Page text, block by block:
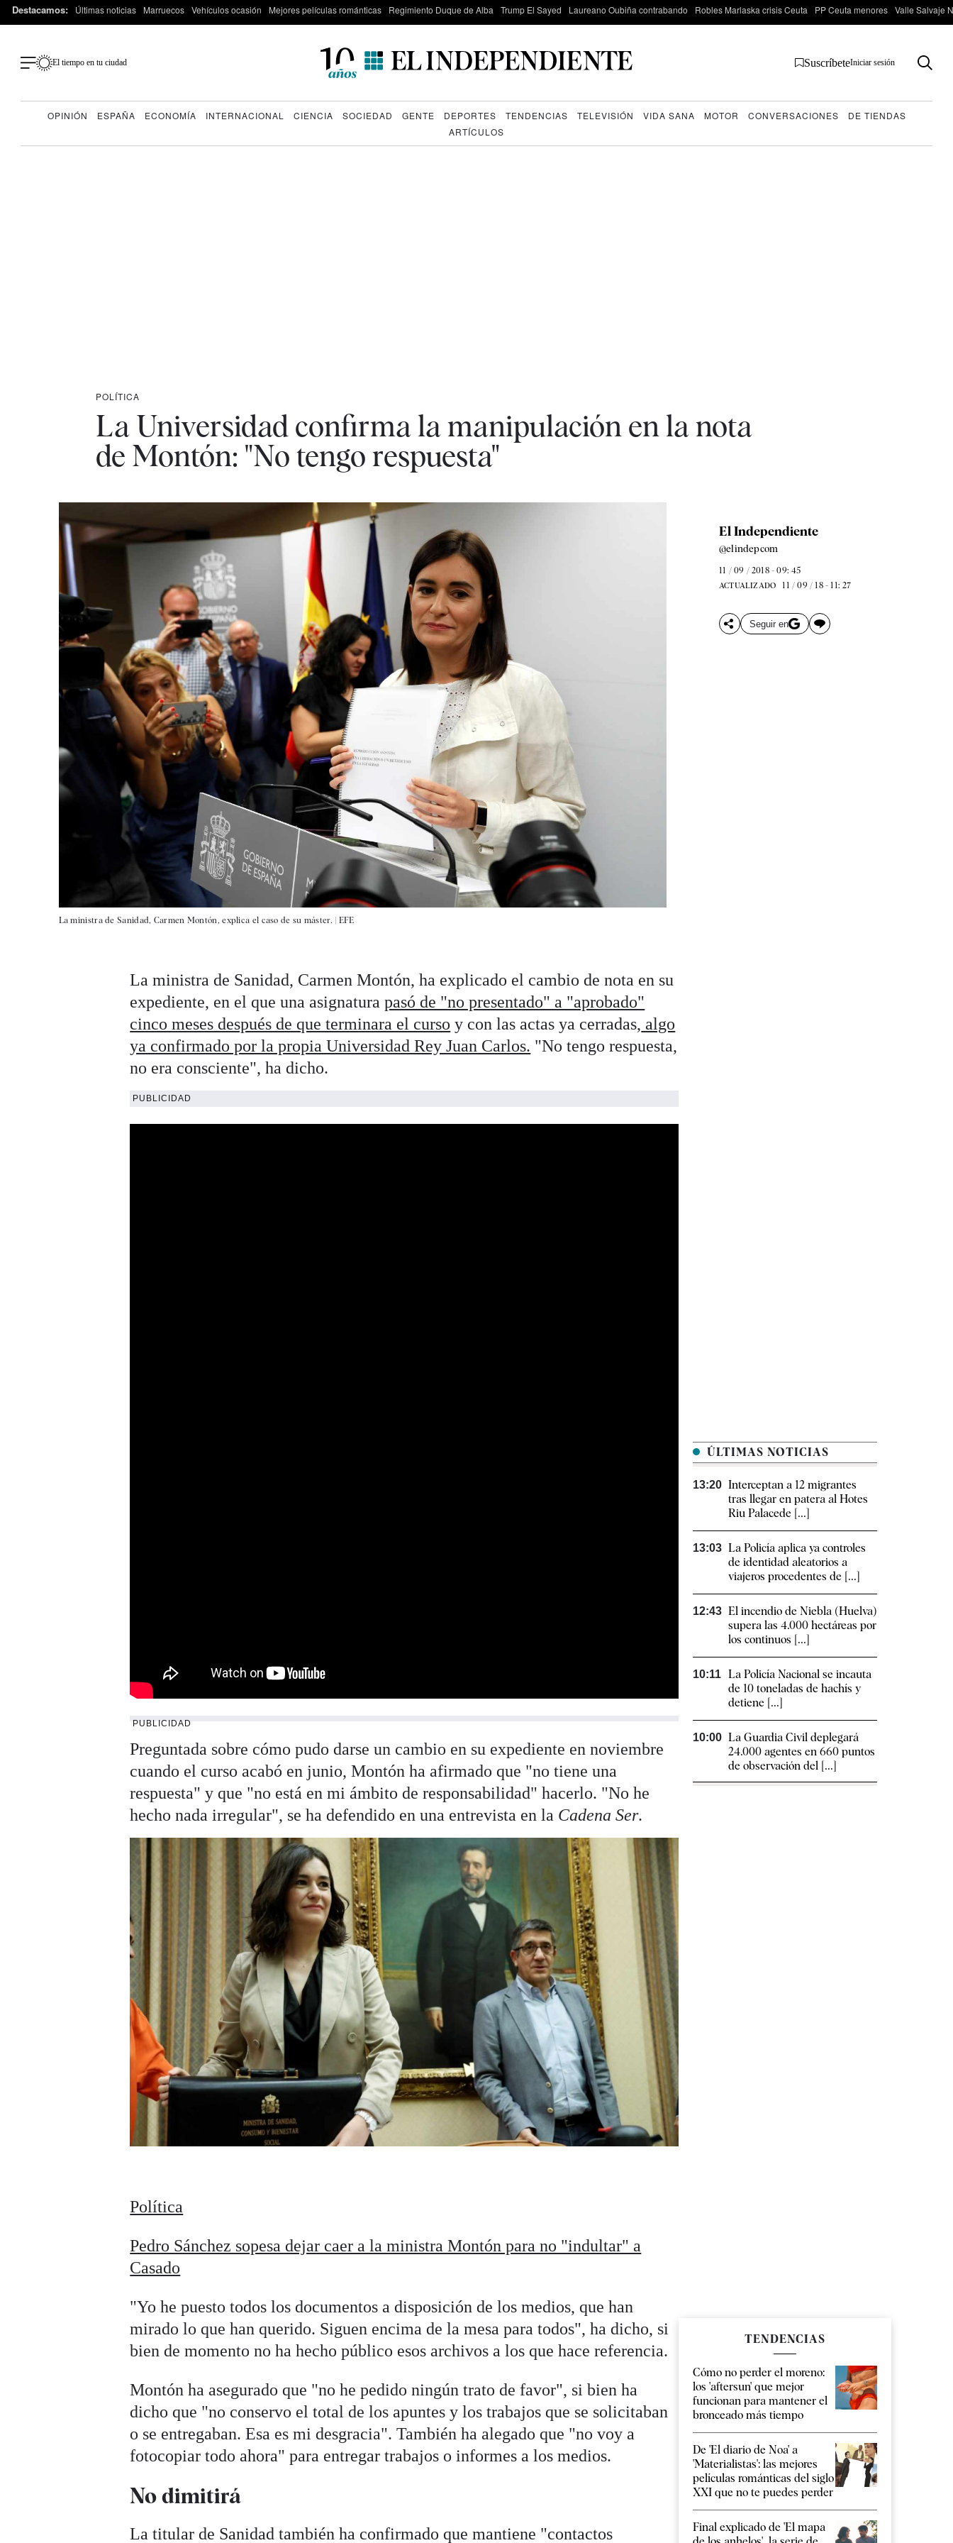
Destacamos: Últimas noticias Marruecos Vehículos ocasión Mejores películas románticas Regimiento Duque de Alba Trump El Sayed Laureano Oubiña contrabando Robles Marlaska crisis Ceuta PP Ceuta menores Valle Salvaje
El tiempo en tu ciudad SuscríbeteIniciar sesión
OPINIÓN ESPAÑA ECONOMÍA INTERNACIONAL CIENCIA SOCIEDAD GENTE DEPORTES TENDENCIAS TELEVISIÓN VIDA SANA MOTOR CONVERSACIONES
DE TIENDAS
ARTÍCULOS
POLÍTICA
La Universidad confirma la manipulación en la nota
de Montón: "No tengo respuesta"
La ministra de Sanidad, Carmen Montón, explica el caso de su máster. | EFE
El Independiente
@elindepcom
11 / 09 / 2018 - 09: 45
ACTUALIZADO 11 / 09 / 18 - 11: 27
Seguir en
La ministra de Sanidad, Carmen Montón, ha explicado el cambio de nota en su
expediente, en el que una asignaturapasó de "no presentado" a "aprobado"
cinco meses después de que terminara el curso y con las actas ya cerradas, algo
ya confirmado por la propia Universidad Rey Juan Carlos. "No tengo respuesta,
no era consciente", ha dicho.
PUBLICIDAD
PUBLICIDAD
Preguntada sobre cómo pudo darse un cambio en su expediente en noviembre
cuando el curso acabó en junio, Montón ha afirmado que "no tiene una
respuesta" y que "no está en mi ámbito de responsabilidad" hacerlo. "No he
hecho nada irregular", se ha defendido en una entrevista en la Cadena Ser.
Política
Pedro Sánchez sopesa dejar caer a la ministra Montón para no "indultar" a
Casado
"Yo he puesto todos los documentos a disposición de los medios, que han
mirado lo que han querido. Siguen encima de la mesa para todos", ha dicho, si
bien de momento no ha hecho público esos archivos a los que hace referencia.
Montón ha asegurado que "no he pedido ningún trato de favor", si bien ha
dicho que "no conservo el total de los apuntes y los trabajos que se solicitaban
o se entregaban. Esa es mi desgracia". También ha alegado que "no voy a
fotocopiar todo ahora" para entregar trabajos o informes a los medios.
No dimitirá
La titular de Sanidad también ha confirmado que mantiene "contactos
ÚLTIMAS NOTICIAS
13:20 Interceptan a 12 migrantes
tras llegar en patera al Hotes
Riu Palacede [...]
13:03 La Policía aplica ya controles
de identidad aleatorios a
viajeros procedentes de [...]
12:43 El incendio de Niebla (Huelva)
supera las 4.000 hectáreas por
los continuos [...]
10:11 La Policía Nacional se incauta
de 10 toneladas de hachís y
detiene [...]
10:00 La Guardia Civil deplegará
24.000 agentes en 660 puntos
de observación del [...]
TENDENCIAS
Cómo no perder el moreno:
los 'aftersun' que mejor
funcionan para mantener el
bronceado más tiempo
De 'El diario de Noa' a
'Materialistas': las mejores
películas románticas del siglo
XXI que no te puedes perder
Final explicado de 'El mapa